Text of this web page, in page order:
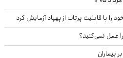
با قابلیت پرتاب از پهپاد آزمایش کرد
عمل نمی‌کنید؟
بیماران